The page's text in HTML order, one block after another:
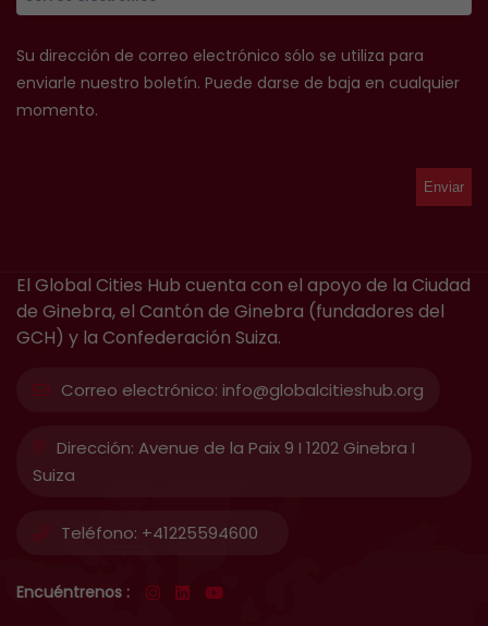
Su dirección de correo electrónico sólo se utiliza para
enviarle nuestro boletín. Puede darse de baja en cualquier
momento.
El Global Cities Hub cuenta con el apoyo de la Ciudad
de Ginebra, el Cantón de Ginebra (fundadores del
GCH) y la Confederación Suiza.
Correo electrónico: info@globalcitieshub.org
Dirección: Avenue de la Paix 9 I 1202 Ginebra I
Suiza
Teléfono: +41225594600
Encuéntrenos :